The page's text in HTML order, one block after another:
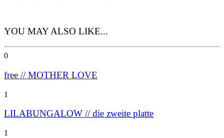
YOU MAY ALSO LIKE...
0
free // MOTHER LOVE
1
LILABUNGALOW // die zweite platte
1